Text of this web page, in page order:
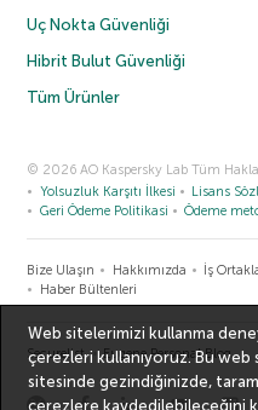
Uç Nokta Güvenliği
Hibrit Bulut Güvenliği
Tüm Ürünler
© 2026 AO Kaspersky Lab Tüm
Yolsuzluk Karşıtı İlkesi
Lisans
Geri Ödeme Politikasi
Ödeme
Bize Ulaşın Hakkımızda İş
Haber Bültenleri
Securelist Eugene Personal Blog
Web sitelerimizi kullanma
çerezleri kullanıyoruz. Bu web
sitesinde gezindiğinizde,
çerezlere kaydedilebileceğini